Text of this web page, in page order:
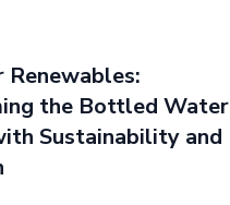
the Bottled Water
Sustainability and